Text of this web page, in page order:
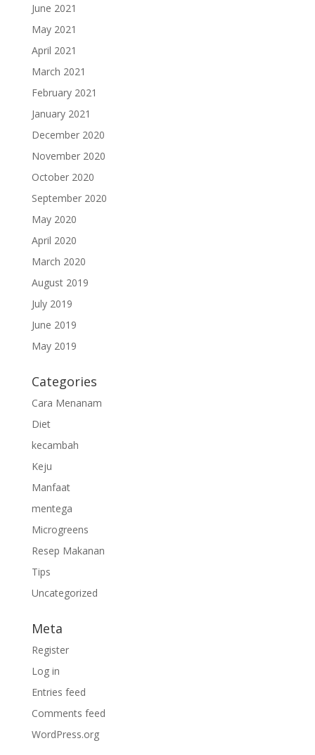
June 2021
May 2021
April 2021
March 2021
February 2021
January 2021
December 2020
November 2020
October 2020
September 2020
May 2020
April 2020
March 2020
August 2019
July 2019
June 2019
May 2019
Categories
Cara Menanam
Diet
kecambah
Keju
Manfaat
mentega
Microgreens
Resep Makanan
Tips
Uncategorized
Meta
Register
Log in
Entries feed
Comments feed
WordPress.org